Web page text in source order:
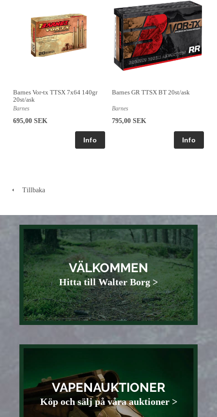
Barnes Vor-tx TTSX 7x64 140gr
20st/ask
Barnes
695,00 SEK
Barnes GR TTSX BT 20st/ask
Barnes
795,00 SEK
Tillbaka
VÄLKOMMEN
Hitta till Walter Borg >
VAPENAUKTIONER
Köp och sälj på våra auktioner >